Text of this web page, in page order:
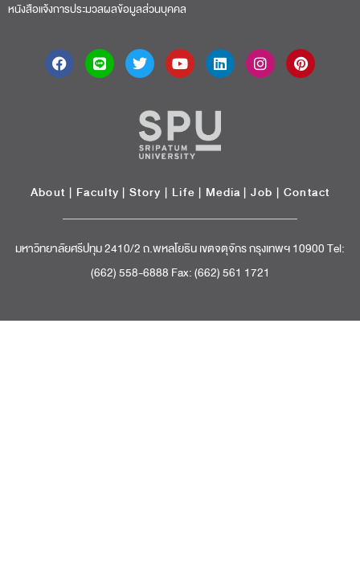
หนังสือแจ้งการประมวลผลข้อมูลส่วนบุคคล
About | Faculty | Story | Life | Media |Job | Contact
มหาวิทยาลัยศรีปทุม 2410/2 ถ.พหลโยธิน เขตจตุจักร กรุงเทพฯ 10900 Tel:
(662) 558-6888 Fax: (662) 561 1721